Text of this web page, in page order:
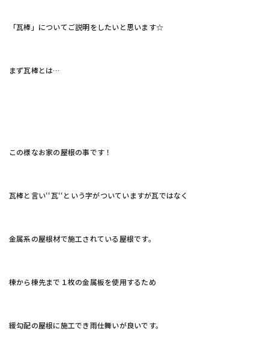
「瓦棒」についてご説明をしたいと思います☆
まず瓦棒とは…
この様なお家の屋根の事です！
瓦棒と言い‘‘瓦‘‘という字がついていますが瓦ではなく
金属系の屋根材で施工されている屋根です。
棟から棟先まで１枚の金属板を使用するため
緩勾配の屋根に施工でき雨仕舞いが良いです。